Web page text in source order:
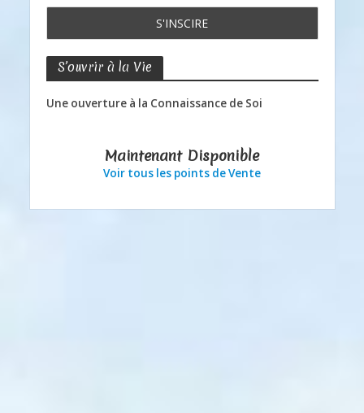
S’ouvrir à la Vie
Une ouverture à la Connaissance de Soi
Maintenant Disponible
Voir tous les points de Vente